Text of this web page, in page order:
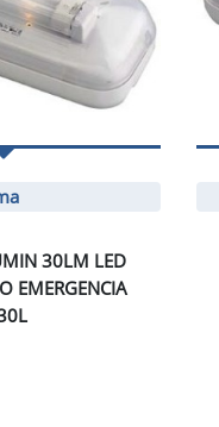
30LM LED
EMERGENCIA